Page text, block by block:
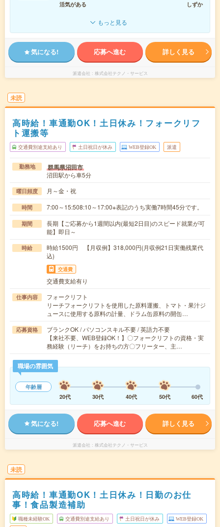
活気がある
しずか
もっと見る
気になる! 応募へ進む 詳しく見る
派遣会社 株式会社テクノ・サービス
未読
高時給！車通勤OK！土日休み！フォークリフ
ト運搬等
交通費別途支給あり 土日祝日が休み WEB登録OK 派遣
勤務地 群馬県沼田市
沼田駅から車5分
曜日頻度 月～金・祝
時間 7:00～15:508:10～17:00※表記のうち実働7時間45分です。
期間
長期【ご応募から1週間以内(最短2日目)のスピード就業が可
能】即日～
時給
時給1500円 【月収例】318,000円(月収例21日実働残業代
込)
交通費
交通費支給有り
仕事内容
フォークリフト
リーチフォークリフトを使用した原料運搬、トマト・果汁ジ
ュースに使用する原料の計量、ドラム缶原料の開缶…
応募資格
ブランクOK / パソコンスキル不要 / 英語力不要
【来社不要、WEB登録OK！】〇フォークリフトの資格・実
務経験（リーチ）をお持ちの方〇フリーター、主…
職場の雰囲気
年齢層
20代
30代 40代 50代 60代
気になる! 応募へ進む 詳しく見る
派遣会社 株式会社テクノ・サービス
未読
高時給！車通勤OK！土日休み！日勤のお仕
事！食品製造補助
職種未経験OK 交通費別途支給あり 土日祝日が休み WEB登録OK